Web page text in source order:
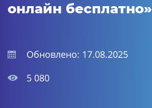
онлайн бесплатно»
Обновлено: 17.08.2025
5 080